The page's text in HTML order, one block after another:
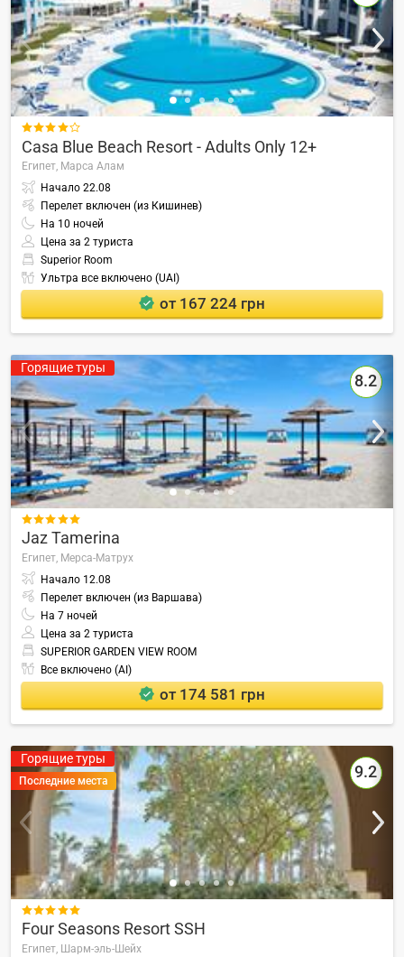

Casa Blue Beach Resort - Adults Only 12+
Египет, Марса Алам
Начало 22.08
Перелет включен (из Кишинев)
На 10 ночей
Цена за 2 туриста
Superior Room
Ультра все включено (UAI)
от 167 224 грн
Горящие туры
8.2

Jaz Tamerina
Египет, Мерса-Матрух
Начало 12.08
Перелет включен (из Варшава)
На 7 ночей
Цена за 2 туриста
SUPERIOR GARDEN VIEW ROOM
Все включено (AI)
от 174 581 грн
Горящие туры
Последние места 9.2

Four Seasons Resort SSH
Египет, Шарм-эль-Шейх